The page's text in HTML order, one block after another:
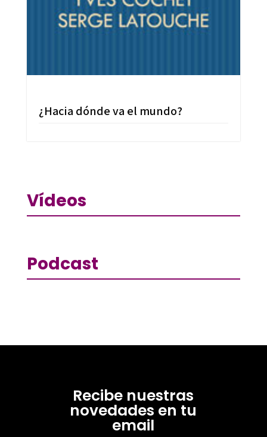
¿Hacia dónde va el mundo?
Vídeos
Podcast
Recibe nuestras
novedades en tu
email